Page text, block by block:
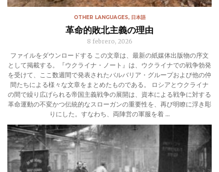
OTHER LANGUAGES, 日本語
革命的敗北主義の理由
8 febrero, 2026
ファイルをダウンロードする この文章は、最新の紙媒体出版物の序文
として掲載する。『ウクライナ・ノート』は、ウクライナでの戦争勃発
を受けて、ここ数週間で発表されたバルバリア・グループおよび他の仲
間たちによる様々な文章をまとめたものである。 ロシアとウクライナ
の間で繰り広げられる帝国主義戦争の展開は、資本による戦争に対する
革命運動の不変かつ伝統的なスローガンの重要性を、再び明瞭に浮き彫
りにした。すなわち、両陣営の軍服を着 ...